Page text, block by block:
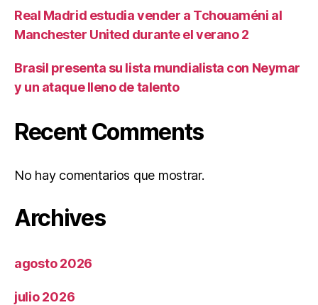
Real Madrid estudia vender a Tchouaméni al
Manchester United durante el verano 2
Brasil presenta su lista mundialista con Neymar
y un ataque lleno de talento
Recent Comments
No hay comentarios que mostrar.
Archives
agosto 2026
julio 2026